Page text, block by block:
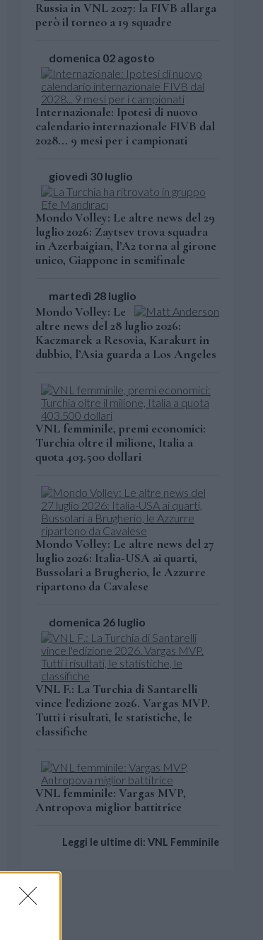
Russia in VNL 2027: la FIVB allarga
però il torneo a 19 squadre
domenica 02 agosto
Internazionale: Ipotesi di nuovo
calendario internazionale FIVB dal
2028... 9 mesi per i campionati
giovedì 30 luglio
Mondo Volley: Le altre news del 29
luglio 2026: Zaytsev trova squadra
in Azerbaigian, l’A2 torna al girone
unico, Giappone in semifinale
martedì 28 luglio
Mondo Volley: Le
altre news del 28 luglio 2026:
Kaczmarek a Resovia, Karakurt in
dubbio, l’Asia guarda a Los Angeles
VNL femminile, premi economici:
Turchia oltre il milione, Italia a
quota 403.500 dollari
Mondo Volley: Le altre news del 27
luglio 2026: Italia-USA ai quarti,
Bussolari a Brugherio, le Azzurre
ripartono da Cavalese
domenica 26 luglio
VNL F.: La Turchia di Santarelli
vince l'edizione 2026. Vargas MVP.
Tutti i risultati, le statistiche, le
classifiche
VNL femminile: Vargas MVP,
Antropova miglior battitrice
Leggi le ultime di: VNL Femminile